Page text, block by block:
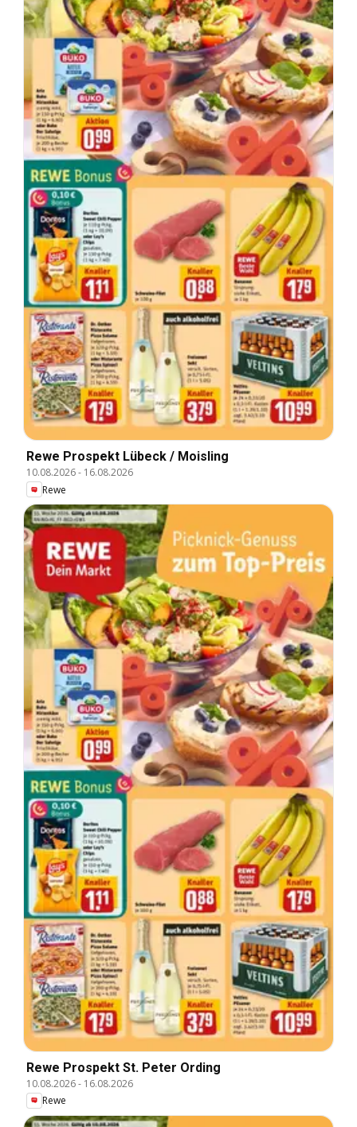
Rewe Prospekt Lübeck / Moisling
10.08.2026- 16.08.2026
Rewe
Rewe Prospekt St. Peter Ording
10.08.2026- 16.08.2026
Rewe